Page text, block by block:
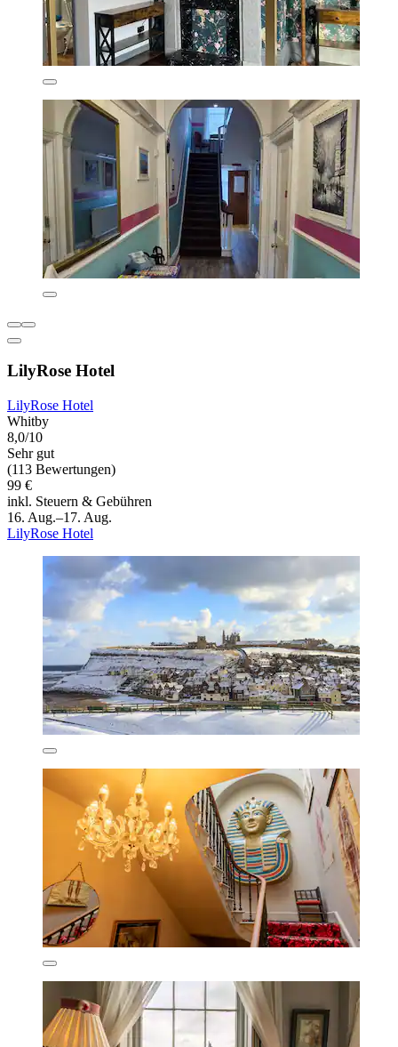
LilyRose Hotel
LilyRose Hotel
Whitby
8,0/10
Sehr gut
(113 Bewertungen)
99 €
inkl. Steuern & Gebühren
16. Aug.–17. Aug.
LilyRose Hotel